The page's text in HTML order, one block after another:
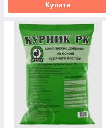
Купити